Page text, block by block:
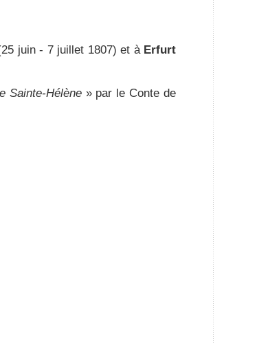
juin - 7 juillet 1807) et à Erfurt
Sainte-Hélène» par le Conte de